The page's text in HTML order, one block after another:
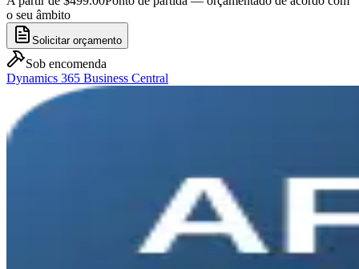
o seu âmbito
Solicitar orçamento
Sob encomenda
Dynamics 365 Business Central